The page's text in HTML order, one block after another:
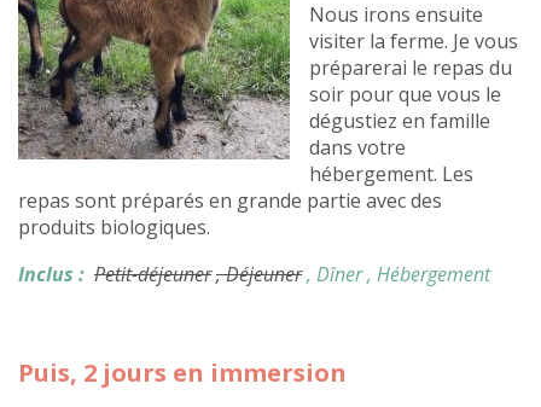
Nous irons ensuite
visiter la ferme. Je vous
préparerai le repas du
soir pour que vous le
dégustiez en famille
dans votre
hébergement. Les
repas sont préparés en grande partie avec des
produits biologiques.
Inclus : Petit-déjeuner, Déjeuner, Dîner, Hébergement
Puis, 2 jours en immersion